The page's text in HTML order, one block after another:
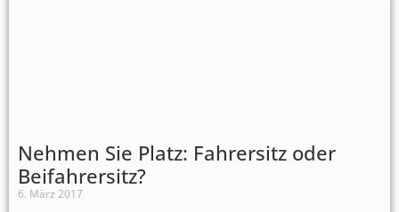
Nehmen Sie Platz: Fahrersitz oder
Beifahrersitz?
6. März 2017